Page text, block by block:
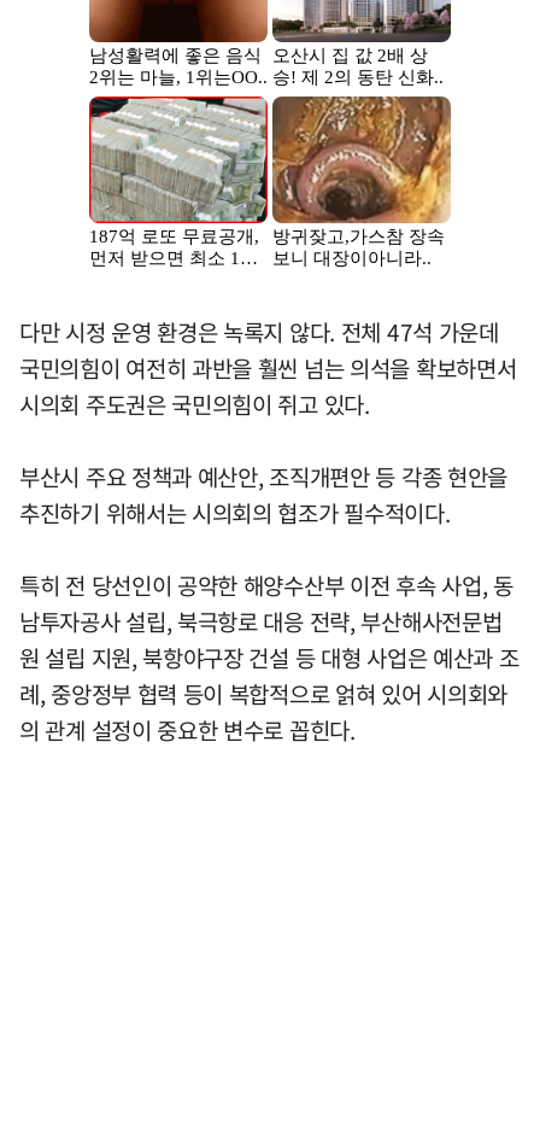
다만 시정 운영 환경은 녹록지 않다. 전체 47석 가운데
국민의힘이 여전히 과반을 훨씬 넘는 의석을 확보하면서
시의회 주도권은 국민의힘이 쥐고 있다.
부산시 주요 정책과 예산안, 조직개편안 등 각종 현안을
추진하기 위해서는 시의회의 협조가 필수적이다.
특히 전 당선인이 공약한 해양수산부 이전 후속 사업, 동
남투자공사 설립, 북극항로 대응 전략, 부산해사전문법
원 설립 지원, 북항야구장 건설 등 대형 사업은 예산과 조
례, 중앙정부 협력 등이 복합적으로 얽혀 있어 시의회와
의 관계 설정이 중요한 변수로 꼽힌다.